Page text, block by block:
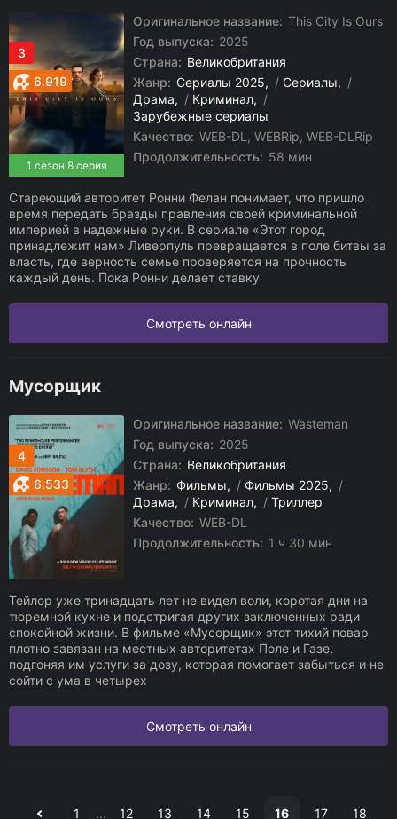
3
1 сезон 8 серия
6.919
Оригинальное название: This City Is Ours
Год выпуска: 2025
Страна: Великобритания
Жанр: Сериалы 2025 / Сериалы
/
Драма
/ Криминал
/
Зарубежные сериалы
Качество: WEB-DL, WEBRip, WEB-DLRip
Продолжительность: 58 мин
Стареющий авторитет Ронни Фелан понимает, что пришло
время передать бразды правления своей криминальной
империей в надежные руки. В сериале «Этот город
принадлежит нам» Ливерпуль превращается в поле битвы за
власть, где верность семье проверяется на прочность
каждый день. Пока Ронни делает ставку
Смотреть онлайн
Мусорщик
4
6.533
Оригинальное название: Wasteman
Год выпуска: 2025
Страна: Великобритания
Жанр: Фильмы / Фильмы 2025
/
Драма
/ Криминал / Триллер
Качество: WEB-DL
Продолжительность: 1 ч 30 мин
Тейлор уже тринадцать лет не видел воли, коротая дни на
тюремной кухне и подстригая других заключенных ради
спокойной жизни. В фильме «Мусорщик» этот тихий повар
плотно завязан на местных авторитетах Поле и Газе,
подгоняя им услуги за дозу, которая помогает забыться и не
сойти с ума в четырех
Смотреть онлайн
1 ... 12 13 14 15 16 17 18